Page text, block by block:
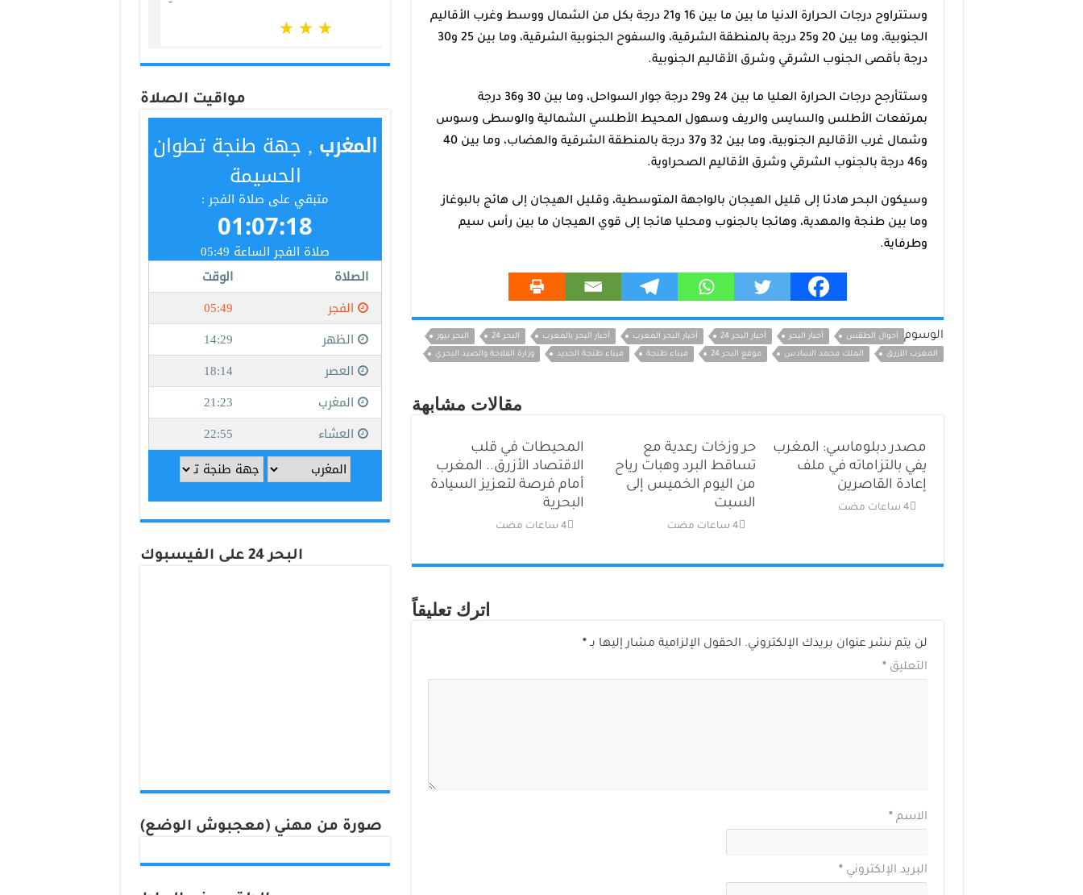
وستتراوح درجات الحرارة الدنيا ما بين ما بين 16 و21 درجة بكل من الشمال ووسط وغرب الأقاليم
الجنوبية، وما بين 20 و25 درجة بالمنطقة الشرقية، والسفوح الجنوبية الشرقية، وما بين 25 و30
درجة بأقصى الجنوب الشرقي وشرق الأقاليم الجنوبية.
وستتأرجح درجات الحرارة العليا ما بين 24 و29 درجة جوار السواحل، وما بين 30 و36 درجة
بمرتفعات الأطلس والسايس والريف وسهول المحيط الأطلسي الشمالية والوسطى وسوس
وشمال غرب الأقاليم الجنوبية، وما بين 32 و37 درجة بالمنطقة الشرقية والهضاب، وما بين 40
و46 درجة بالجنوب الشرقي وشرق الأقاليم الصحراوية.
وسيكون البحر هادئا إلى قليل الهيجان بالواجهة المتوسطية، وقليل الهيجان إلى هائج بالبوغاز
وما بين طنجة والمهدية، وهائجا بالجنوب ومحليا هائجا إلى قوي الهيجان ما بين رأس سيم
وطرفاية.
الوسوم أحوال الطقس أخبار البحر أخبار البحر 24 أخبار البحر المغرب أخبار البحر بالمغرب البحر 24
البحر نيوز
المغرب الأزرق
الملك محمد السادس موقع البحر 24 ميناء طنجة ميناء طنجة الجديد وزارة الفلاحة والصيد البحري
مقالات مشابهة
المحيطات في قلب
الاقتصاد الأزرق.. المغرب
أمام فرصة لتعزيز السيادة
البحرية
حر وزخات رعدية مع
تساقط البرد وهبات رياح
من اليوم الخميس إلى
السبت
مصدر دبلوماسي: المغرب
يفي بالتزاماته في ملف
إعادة القاصرين
اترك تعليقاً
لن يتم نشر عنوان بريدك الإلكتروني. الحقول الإلزامية مشار إليها بـ*
التعليق*
الاسم*
البريد الإلكتروني*
مواقيت الصلاة
البحر 24 على الفيسبوك
صورة من مهني (معجبوش الوضع)